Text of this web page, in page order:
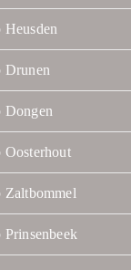
Heusden
Drunen
Dongen
Oosterhout
Zaltbommel